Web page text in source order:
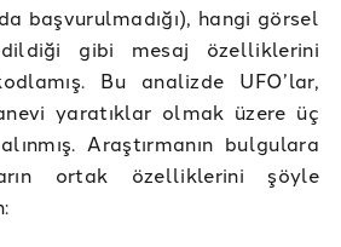
başvurulmadığı), hangi görsel
gibi mesaj özelliklerini
Bu analizde UFO’lar,
yaratıklar olmak üzere üç
Araştırmanın bulgulara
ortak özelliklerini şöyle